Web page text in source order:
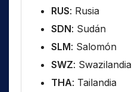
RUS: Rusia
SDN: Sudán
SLM: Salomón
SWZ: Swazilandia
THA: Tailandia